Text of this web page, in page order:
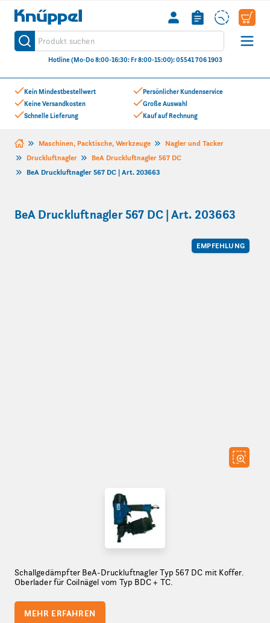
Kein Mindestbestellwert
Keine Versandkosten
Schnelle Lieferung
Persönlicher Kundenservice
Große Auswahl
Kauf auf Rechnung
Knüppel
Produkt suchen
Suche
Hotline (Mo-Do 8:00-16:30: Fr 8:00-15:00): 05541 706 1903
Zum Inhalt springen
Maschinen, Packtische, Werkzeuge
Nagler und Tacker
Druckluftnagler
BeA Druckluftnagler 567 DC
BeA Druckluftnagler 567 DC | Art. 203663
BeA Druckluftnagler 567 DC | Art. 203663
EMPFEHLUNG
Schallgedämpfter BeA-Druckluftnagler Typ 567 DC mit Koffer.
Oberlader für Coilnägel vom Typ BDC + TC.
MEHR ERFAHREN